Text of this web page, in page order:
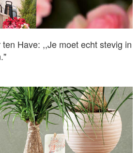
Have: ,,Je moet echt stevig in